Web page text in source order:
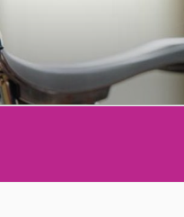
ン
テ
ン
ツ
ッ